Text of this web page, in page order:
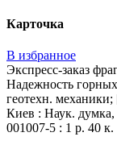
Карточка
В избранное
Экспресс-заказ
Надежность
геотехн.
Киев : Наук.
001007-5 : 1 р. 40 к.